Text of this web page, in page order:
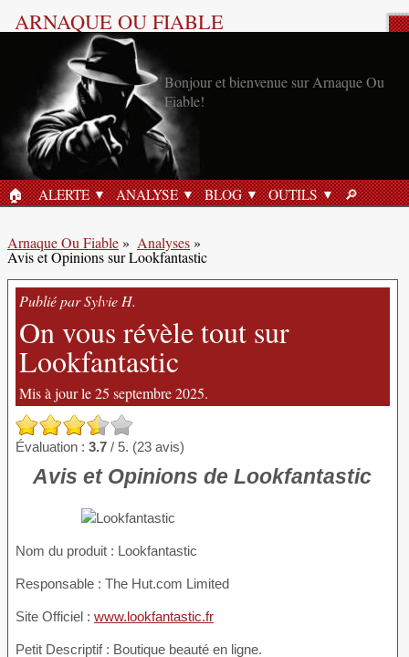
ARNAQUE OU FIABLE
Fiable!
ACCUEIL
🏠︎ ALERTE ANALYSE BLOG OUTILS 🔎︎
Arnaque Ou Fiable» Analyses»
Avis et Opinions sur Lookfantastic
Publié par Sylvie H.
On vous révèle tout sur
Lookfantastic
Mis à jour le 25 septembre 2025.
Évaluation : 3.7 / 5. (23 avis)
Avis et Opinions de Lookfantastic
Nom du produit : Lookfantastic
Responsable : The Hut.com Limited
Site Officiel : www.lookfantastic.fr
Petit Descriptif : Boutique beauté en ligne.